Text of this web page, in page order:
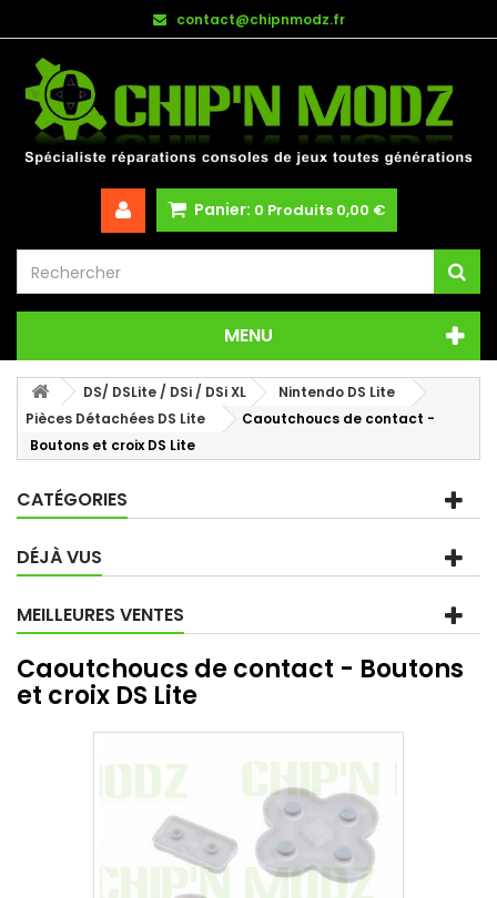
contact@chipnmodz.fr
Panier: 0 Produits 0,00 €
MENU
DS/ DSLite / DSi / DSi XL
Nintendo DS Lite
Pièces Détachées DS Lite
Caoutchoucs de contact -
Boutons et croix DS Lite
CATÉGORIES
DÉJÀ VUS
MEILLEURES VENTES
Caoutchoucs de contact - Boutons
et croix DS Lite